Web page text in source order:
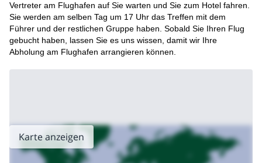
Vertreter am Flughafen auf Sie warten und Sie zum Hotel fahren.
Sie werden am selben Tag um 17 Uhr das Treffen mit dem
Führer und der restlichen Gruppe haben. Sobald Sie Ihren Flug
gebucht haben, lassen Sie es uns wissen, damit wir Ihre
Abholung am Flughafen arrangieren können.
Karte anzeigen